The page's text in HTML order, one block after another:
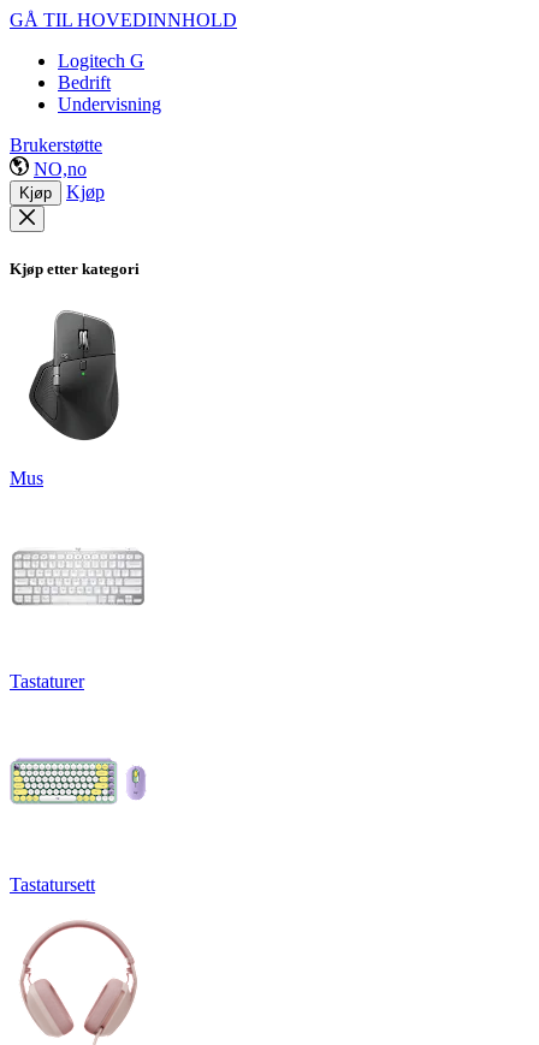
GÅ TIL HOVEDINNHOLD
Logitech G
Bedrift
Undervisning
Brukerstøtte
NO,no
Kjøp Kjøp
Kjøp etter kategori
Mus
Tastaturer
Tastatursett